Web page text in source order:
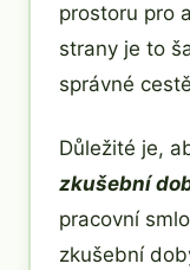
prostoru pro
strany je to
správné
Důležité je,
zkušební
pracovní
zkušební